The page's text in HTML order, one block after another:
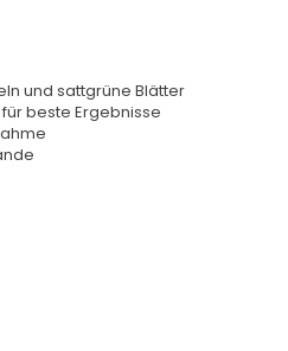
und sattgrüne Blätter
beste Ergebnisse